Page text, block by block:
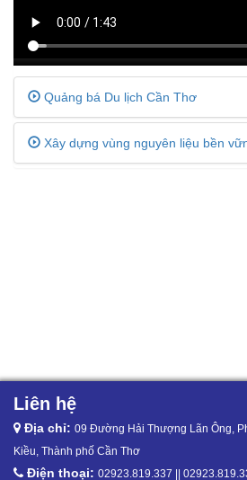
Quảng bá Du lịch Cần Thơ
Xây dựng vùng nguyên liệu bền
Liên hệ
Địa chỉ: 09 Đường Hải Thượng Lãn Ông,
Kiều, Thành phố Cần Thơ
Điện thoại: 02923.819.337 ||